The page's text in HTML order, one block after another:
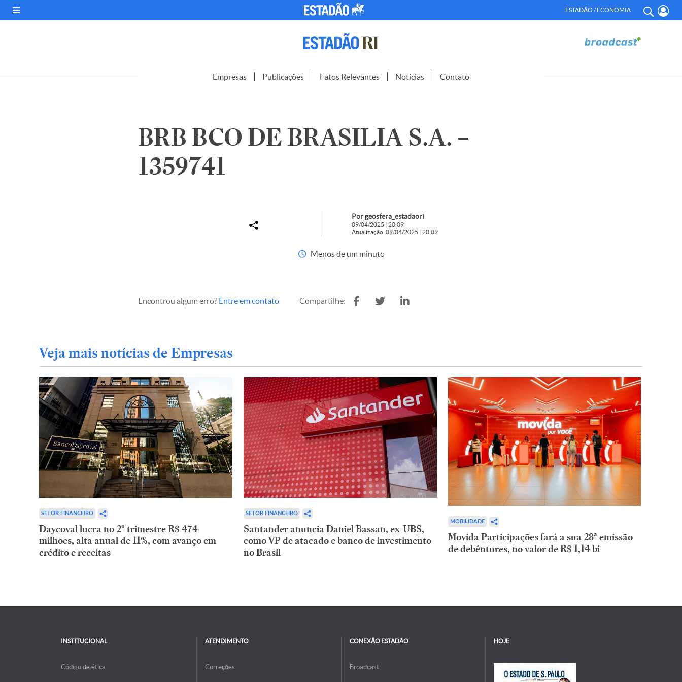
ESTADÃO / ECONOMIA
Empresas Publicações Fatos Relevantes Notícias Contato
BRB BCO DE BRASILIA S.A. –
1359741
Por geosfera_estadaori
09/04/2025 | 20:09
Atualização: 09/04/2025 | 20:09
Menos de um minuto
Encontrou algum erro? Entre em contato Compartilhe:
Veja mais notícias de Empresas
SETOR FINANCEIRO
Daycoval lucra no 2º trimestre R$ 474
milhões, alta anual de 11%, com avanço em
crédito e receitas
SETOR FINANCEIRO
Santander anuncia Daniel Bassan, ex-UBS,
como VP de atacado e banco de investimento
no Brasil
MOBILIDADE
Movida Participações fará a sua 28ª emissão
de debêntures, no valor de R$ 1,14 bi
INSTITUCIONAL
Código de ética
ATENDIMENTO
Correções
CONEXÃO ESTADÃO
Broadcast
HOJE